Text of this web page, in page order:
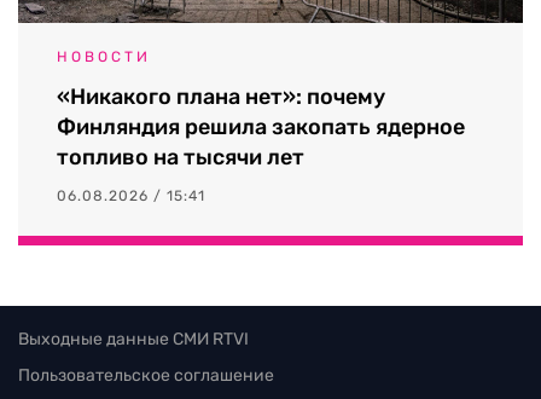
НОВОСТИ
«Никакого плана нет»: почему
Финляндия решила закопать ядерное
топливо на тысячи лет
06.08.2026 / 15:41
Выходные данные СМИ RTVI
Пользовательское соглашение